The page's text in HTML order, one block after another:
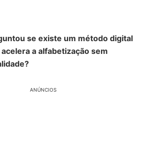
se existe um método digital
a alfabetização sem
ANÚNCIOS